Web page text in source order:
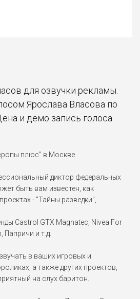
для озвучки рекламы.
Ярослава Власова по
и демо запись голоса
плюс" в Москве
диктор федеральных
быть вам известен, как
- "Тайны разведки",
Castrol GTX Magnatec, Nivea For
Папричи и т.д.
в ваших игровых и
а также других проектов,
на слух баритон.